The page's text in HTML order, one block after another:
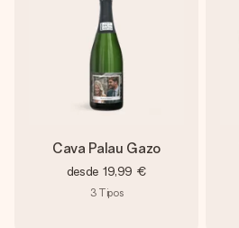
Cava Palau Gazo
desde 19,99 €
3 Tipos